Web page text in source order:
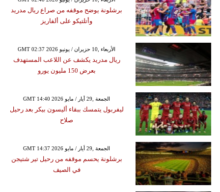
برشلونة يوضح موقفه من صراع ريال مدريد
وأتلتيكو على ألفاريز
GMT 02:37 2026 الأربعاء ,10 حزيران / يونيو
ريال مدريد يكشف عن اللاعب المستهدف
بعرض 150 مليون يورو
GMT 14:40 2026 الجمعة ,29 أيار / مايو
ليفربول يتمسك ببقاء أليسون بيكر بعد رحيل
صلاح
GMT 14:37 2026 الجمعة ,29 أيار / مايو
برشلونة يحسم موقفه من رحيل تير شتيجن
في الصيف